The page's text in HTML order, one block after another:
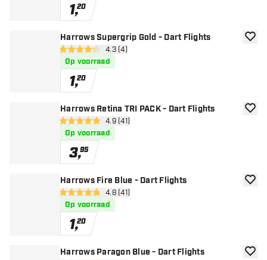
1,20
Harrows Supergrip Gold - Dart Flights
open reviews drawer
4.3 score sterren4.3 (4)
Op voorraad
1,20
Harrows Retina TRI PACK - Dart Flights
open reviews drawer
4.9 score sterren4.9 (41)
Op voorraad
3,95
Harrows Fire Blue - Dart Flights
open reviews drawer
4.8 score sterren4.8 (41)
Op voorraad
1,20
Harrows Paragon Blue - Dart Flights